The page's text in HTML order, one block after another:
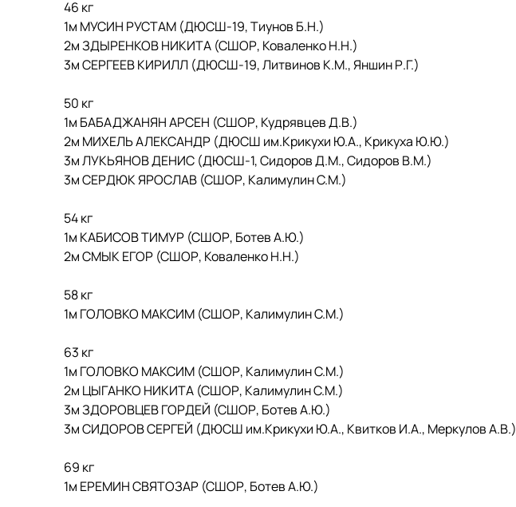
46 кг
1м МУСИН РУСТАМ (ДЮСШ-19, Тиунов Б.Н.)
2м ЗДЫРЕНКОВ НИКИТА (СШОР, Коваленко Н.Н.)
3м СЕРГЕЕВ КИРИЛЛ (ДЮСШ-19, Литвинов К.М., Яншин Р.Г.)
50 кг
1м БАБАДЖАНЯН АРСЕН (СШОР, Кудрявцев Д.В.)
2м МИХЕЛЬ АЛЕКСАНДР (ДЮСШ им.Крикухи Ю.А., Крикуха Ю.Ю.)
3м ЛУКЬЯНОВ ДЕНИС (ДЮСШ-1, Сидоров Д.М., Сидоров В.М.)
3м СЕРДЮК ЯРОСЛАВ (СШОР, Калимулин С.М.)
54 кг
1м КАБИСОВ ТИМУР (СШОР, Ботев А.Ю.)
2м СМЫК ЕГОР (СШОР, Коваленко Н.Н.)
58 кг
1м ГОЛОВКО МАКСИМ (СШОР, Калимулин С.М.)
63 кг
1м ГОЛОВКО МАКСИМ (СШОР, Калимулин С.М.)
2м ЦЫГАНКО НИКИТА (СШОР, Калимулин С.М.)
3м ЗДОРОВЦЕВ ГОРДЕЙ (СШОР, Ботев А.Ю.)
3м СИДОРОВ СЕРГЕЙ (ДЮСШ им.Крикухи Ю.А., Квитков И.А., Меркулов А.В.)
69 кг
1м ЕРЕМИН СВЯТОЗАР (СШОР, Ботев А.Ю.)